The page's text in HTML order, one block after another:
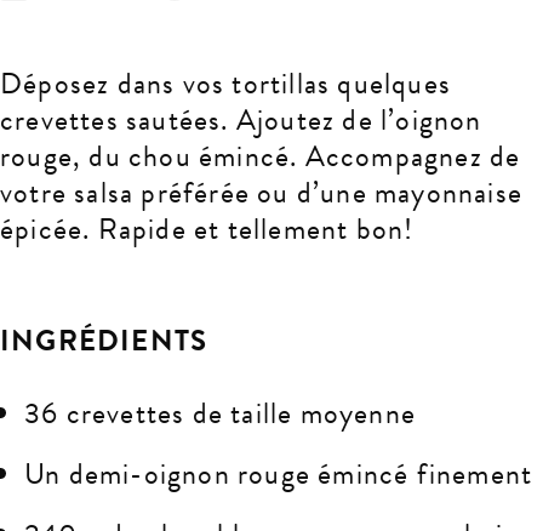
Déposez dans vos tortillas quelques
crevettes sautées. Ajoutez de l’oignon
rouge, du chou émincé. Accompagnez de
votre salsa préférée ou d’une mayonnaise
épicée. Rapide et tellement bon!
INGRÉDIENTS
36 crevettes de taille moyenne
Un demi-oignon rouge émincé finement